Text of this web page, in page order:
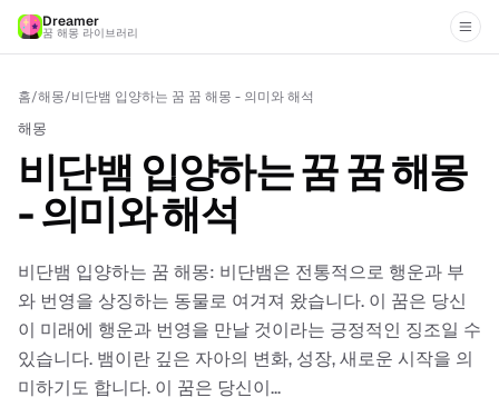
Dreamer
꿈 해몽 라이브러리
홈/해몽/비단뱀 입양하는 꿈 꿈 해몽 - 의미와 해석
해몽
비단뱀 입양하는 꿈 꿈 해몽
- 의미와 해석
비단뱀 입양하는 꿈 해몽: 비단뱀은 전통적으로 행운과 부
와 번영을 상징하는 동물로 여겨져 왔습니다. 이 꿈은 당신
이 미래에 행운과 번영을 만날 것이라는 긍정적인 징조일 수
있습니다. 뱀이란 깊은 자아의 변화, 성장, 새로운 시작을 의
미하기도 합니다. 이 꿈은 당신이...